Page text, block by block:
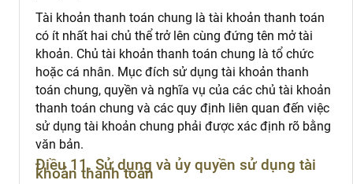
Tài khoản thanh toán chung là tài khoản thanh toán
có ít nhất hai chủ thể trở lên cùng đứng tên mở tài
khoản. Chủ tài khoản thanh toán chung là tổ chức
hoặc cá nhân. Mục đích sử dụng tài khoản thanh
toán chung, quyền và nghĩa vụ của các chủ tài khoản
thanh toán chung và các quy định liên quan đến việc
sử dụng tài khoản chung phải được xác định rõ bằng
văn bản.
Điều 11. Sử dụng và ủy quyền sử dụng tài
khoản thanh toán